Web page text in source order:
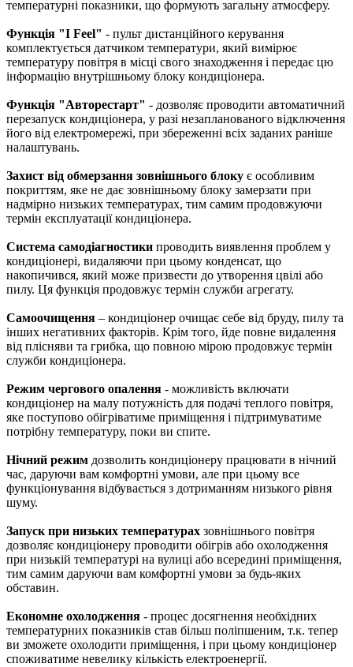
температурні показники, що формують загальну атмосферу.
Функція "I Feel" - пульт дистанційного керування
комплектується датчиком температури, який вимірює
температуру повітря в місці свого знаходження і передає цю
інформацію внутрішньому блоку кондиціонера.
Функція "Авторестарт" - дозволяє проводити автоматичний
перезапуск кондиціонера, у разі незапланованого відключення
його від електромережі, при збереженні всіх заданих раніше
налаштувань.
Захист від обмерзання зовнішнього блоку є особливим
покриттям, яке не дає зовнішньому блоку замерзати при
надмірно низьких температурах, тим самим продовжуючи
термін експлуатації кондиціонера.
Система самодіагностики проводить виявлення проблем у
кондиціонері, видаляючи при цьому конденсат, що
накопичився, який може призвести до утворення цвілі або
пилу. Ця функція продовжує термін служби агрегату.
Самоочищення – кондиціонер очищає себе від бруду, пилу та
інших негативних факторів. Крім того, йде повне видалення
від плісняви та грибка, що повною мірою продовжує термін
служби кондиціонера.
Режим чергового опалення - можливість включати
кондиціонер на малу потужність для подачі теплого повітря,
яке поступово обігріватиме приміщення і підтримуватиме
потрібну температуру, поки ви спите.
Нічний режим дозволить кондиціонеру працювати в нічний
час, даруючи вам комфортні умови, але при цьому все
функціонування відбувається з дотриманням низького рівня
шуму.
Запуск при низьких температурах зовнішнього повітря
дозволяє кондиціонеру проводити обігрів або охолодження
при низькій температурі на вулиці або всередині приміщення,
тим самим даруючи вам комфортні умови за будь-яких
обставин.
Економне охолодження - процес досягнення необхідних
температурних показників став більш поліпшеним, т.к. тепер
ви зможете охолодити приміщення, і при цьому кондиціонер
споживатиме невелику кількість електроенергії.